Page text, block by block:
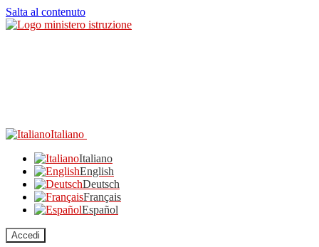
Salta al contenuto
Italiano
Italiano
English
Deutsch
Français
Español
Accedi